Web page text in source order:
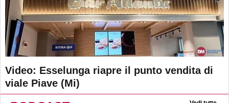
Video: Esselunga riapre il punto vendita di
viale Piave (Mi)